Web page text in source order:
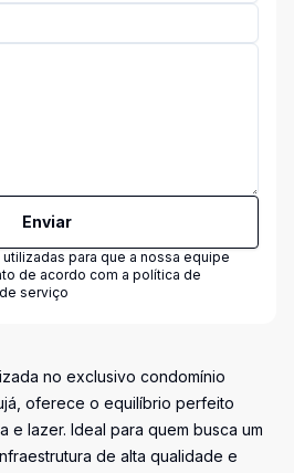
Enviar
para que a nossa equipe
de acordo com a política de
serviço
no exclusivo condomínio
oferece o equilíbrio perfeito
e lazer. Ideal para quem busca um
de alta qualidade e